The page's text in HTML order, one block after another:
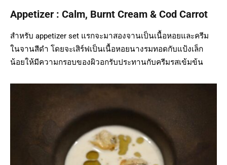
Appetizer : Calm, Burnt Cream & Cod Carrot
สำหรับ appetizer set แรกจะมาสองจานเป็นเนื้อหอยและครีม
ในจานสีดำ โดยจะเสิร์ฟเป็นเนื้อหอยนางรมทอดกับแป้งเล็ก
น้อยให้มีความกรอบของผิวอกรับประทานกับครีมรสเข้มข้น